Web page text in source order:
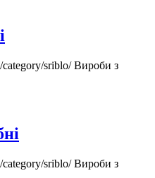
category/sriblo/Вироби з
category/sriblo/Вироби з